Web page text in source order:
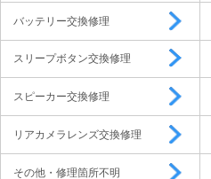
バッテリー交換修理
スリープボタン交換修理
スピーカー交換修理
リアカメラレンズ交換修理
その他・修理箇所不明